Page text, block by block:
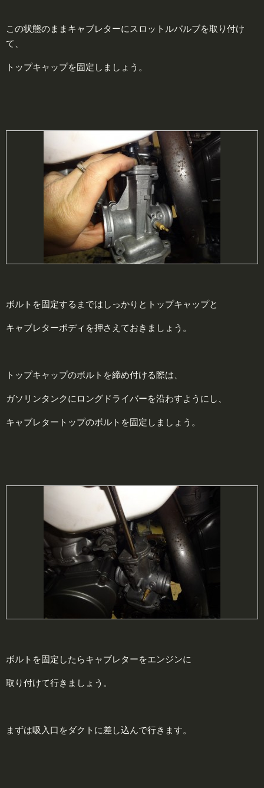
この状態のままキャブレターにスロットルバルブを取り付け
て、
トップキャップを固定しましょう。
ボルトを固定するまではしっかりとトップキャップと
キャブレターボディを押さえておきましょう。
トップキャップのボルトを締め付ける際は、
ガソリンタンクにロングドライバーを沿わすようにし、
キャブレタートップのボルトを固定しましょう。
ボルトを固定したらキャブレターをエンジンに
取り付けて行きましょう。
まずは吸入口をダクトに差し込んで行きます。